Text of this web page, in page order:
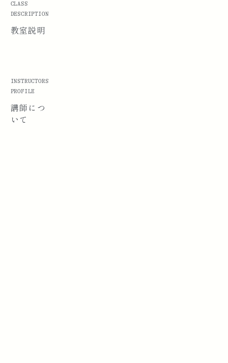
CLASS
DESCRIPTION
教室説明
INSTRUCTORS
PROFILE
講師に つ
いて